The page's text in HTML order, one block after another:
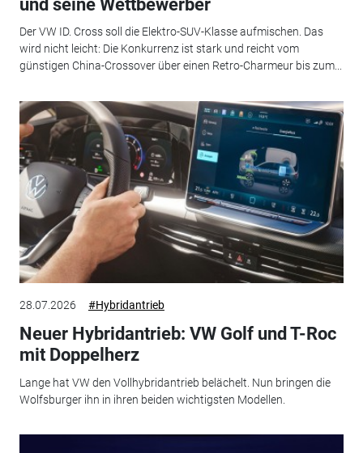
und seine Wettbewerber
Der VW ID. Cross soll die Elektro-SUV-Klasse aufmischen. Das
wird nicht leicht: Die Konkurrenz ist stark und reicht vom
günstigen China-Crossover über einen Retro-Charmeur bis zum...
28.07.2026 #Hybridantrieb
Neuer Hybridantrieb: VW Golf und T-Roc
mit Doppelherz
Lange hat VW den Vollhybridantrieb belächelt. Nun bringen die
Wolfsburger ihn in ihren beiden wichtigsten Modellen.